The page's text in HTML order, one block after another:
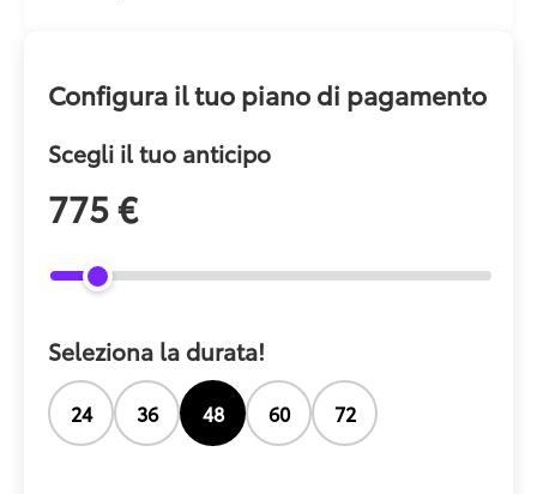
Configura il tuo piano di pagamento
Scegli il tuo anticipo
775 €
Seleziona la durata!
24 36 48 60 72